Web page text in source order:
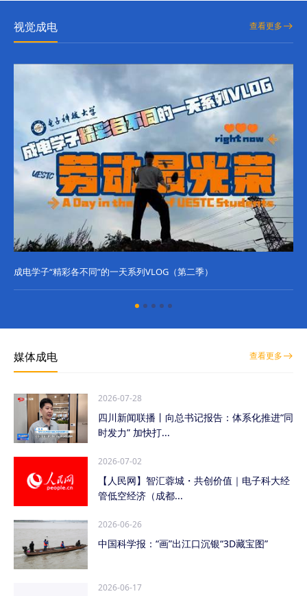
视觉成电 查看更多
成电学子“精彩各不同”的一天系列VLOG（第二季）
媒体成电 查看更多
2026-07-28
四川新闻联播丨向总书记报告：体系化推进“同
时发力” 加快打...
2026-07-02
【人民网】智汇蓉城・共创价值｜电子科大经
管低空经济（成都...
2026-06-26
中国科学报：“画”出江口沉银“3D藏宝图”
2026-06-17